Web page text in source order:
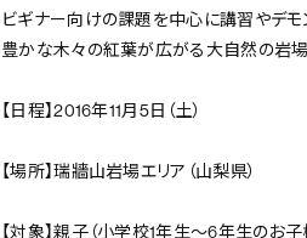
ビギナー向けの課題を中心に講習やデモ
豊かな木々の紅葉が広がる大自然の岩場
【日程】2016年11月5日（土）
【場所】瑞牆山岩場エリア（山梨県）
【対象】親子（小学校1年生～6年生のお子